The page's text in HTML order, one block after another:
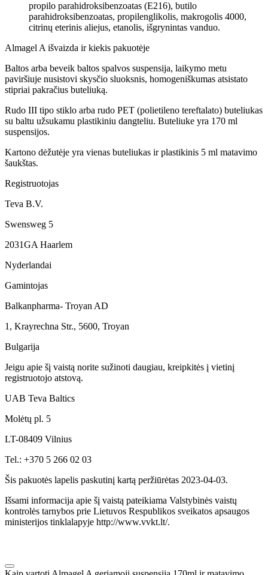
propilo parahidroksibenzoatas (E216), butilo
parahidroksibenzoatas, propilenglikolis, makrogolis 4000,
citrinų eterinis aliejus, etanolis, išgrynintas vanduo.
Almagel A išvaizda ir kiekis pakuotėje
Baltos arba beveik baltos spalvos suspensija, laikymo metu
paviršiuje nusistovi skysčio sluoksnis, homogeniškumas atsistato
stipriai pakračius buteliuką.
Rudo III tipo stiklo arba rudo PET (polietileno tereftalato) buteliukas
su baltu užsukamu plastikiniu dangteliu. Buteliuke yra 170 ml
suspensijos.
Kartono dėžutėje yra vienas buteliukas ir plastikinis 5 ml matavimo
šaukštas.
Registruotojas
Teva B.V.
Swensweg 5
2031GA Haarlem
Nyderlandai
Gamintojas
Balkanpharma- Troyan AD
1, Krayrechna Str., 5600, Troyan
Bulgarija
Jeigu apie šį vaistą norite sužinoti daugiau, kreipkitės į vietinį
registruotojo atstovą.
UAB Teva Baltics
Molėtų pl. 5
LT-08409 Vilnius
Tel.: +370 5 266 02 03
Šis pakuotės lapelis paskutinį kartą peržiūrėtas 2023-04-03.
Išsami informacija apie šį vaistą pateikiama Valstybinės vaistų
kontrolės tarnybos prie Lietuvos Respublikos sveikatos apsaugos
ministerijos tinklalapyje http://www.vvkt.lt/.